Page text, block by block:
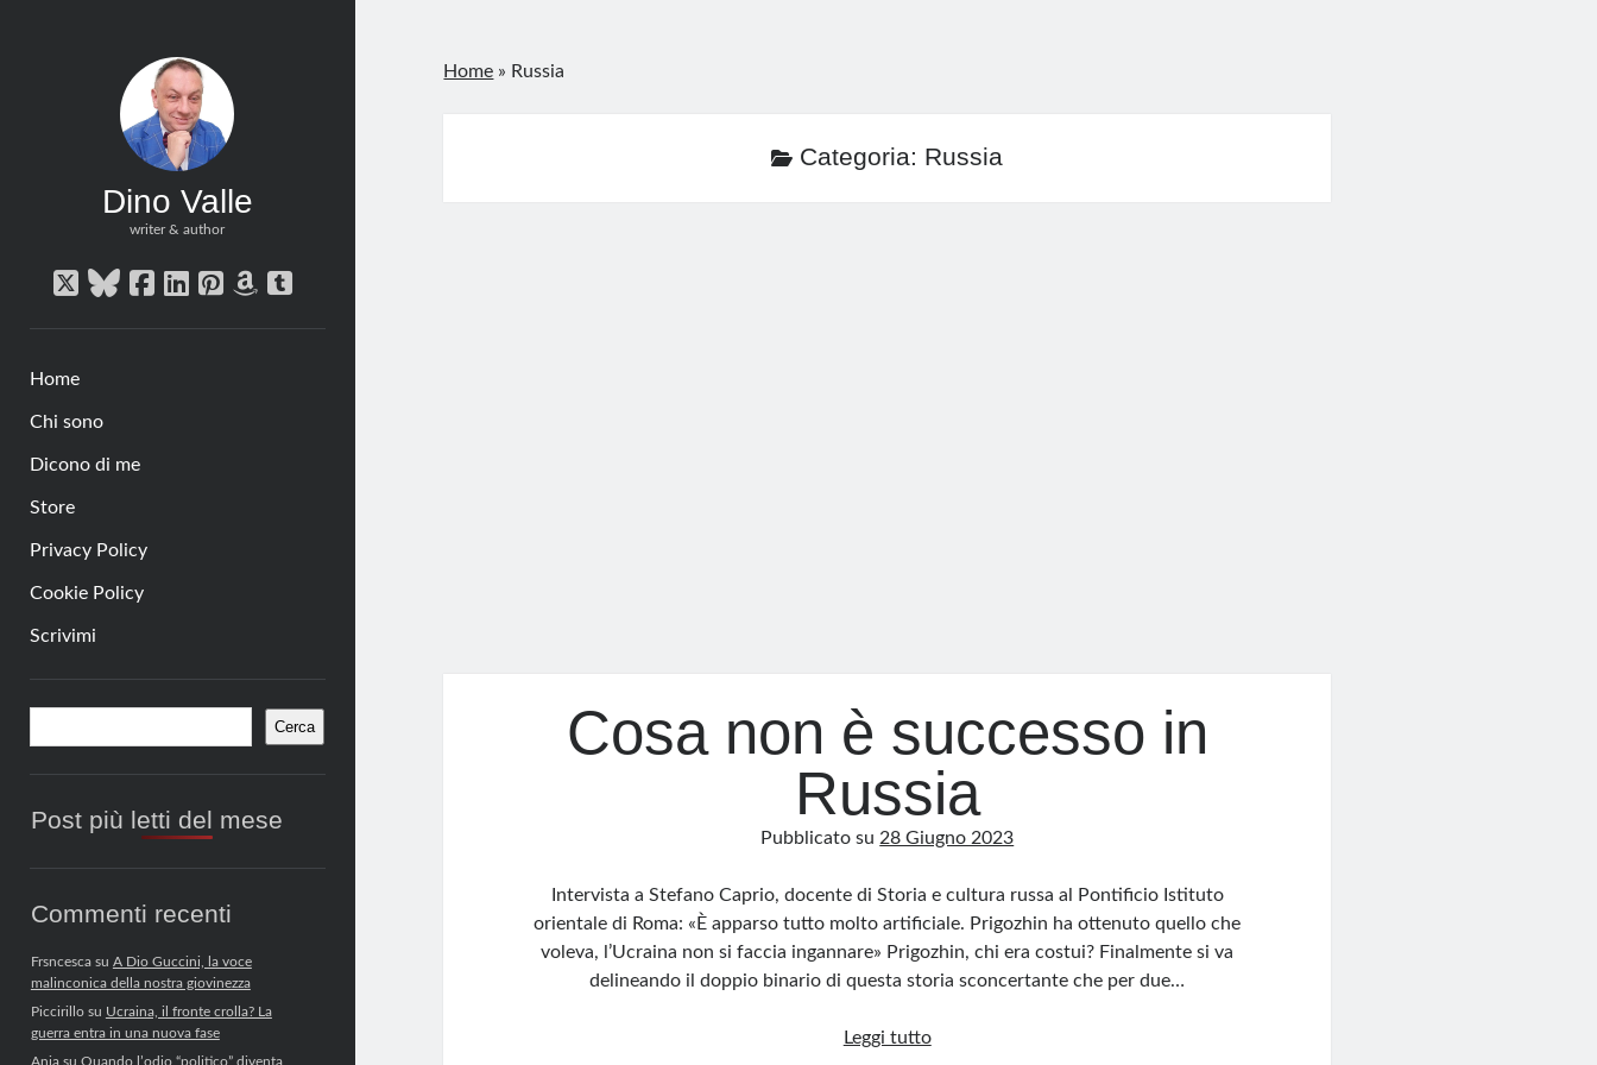
Dino Valle
writer & author
twitterbluesky
facebook
linkedin
pinterest
amazon
tumblr
Home
Chi sono
Dicono di me
Store
Privacy Policy
Cookie Policy
Scrivimi
Barra
laterale
Cerca
Post più letti del mese
Commenti recenti
Frsncescasu A Dio Guccini, la voce
malinconica della nostra giovinezza
Piccirillosu Ucraina, il fronte crolla? La
guerra entra in una nuova fase
Anjasu Quando l’odio “politico” diventa
Home » Russia
Categoria: Russia
Cosa non è successo in
Russia
Pubblicato su28 Giugno 2023
Intervista a Stefano Caprio, docente di Storia e cultura russa al Pontificio Istituto
orientale di Roma: «È apparso tutto molto artificiale. Prigozhin ha ottenuto quello che
voleva, l’Ucraina non si faccia ingannare» Prigozhin, chi era costui? Finalmente si va
delineando il doppio binario di questa storia sconcertante che per due…
Leggi tuttoCosa